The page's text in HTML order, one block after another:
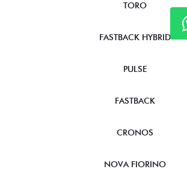
TORO
FASTBACK HYBRID
PULSE
FASTBACK
CRONOS
NOVA FIORINO